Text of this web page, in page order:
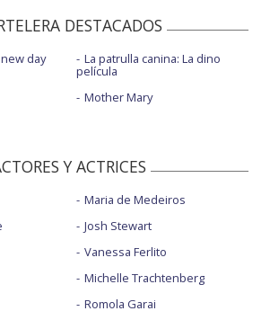
DESTACADOS
day
La patrulla canina: La dino
película
Mother Mary
Y ACTRICES
Maria de Medeiros
Josh Stewart
Vanessa Ferlito
Michelle Trachtenberg
Romola Garai